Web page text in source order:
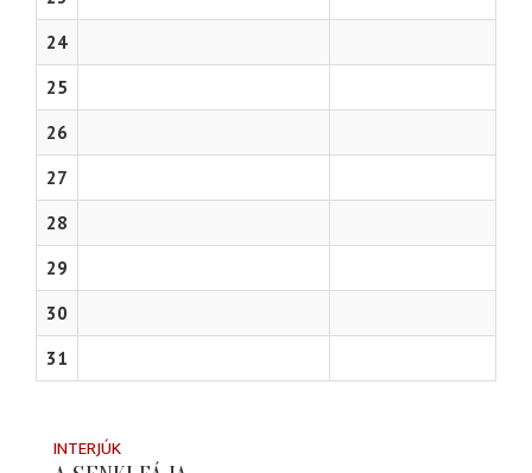
24
25
26
27
28
29
30
31
INTERJÚK